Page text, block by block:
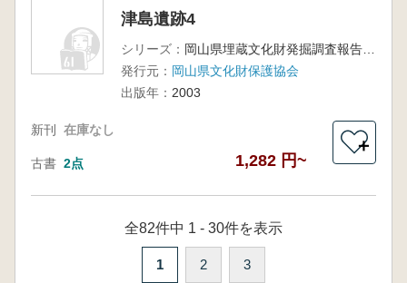
津島遺跡4
シリーズ：
岡山県埋蔵文化財発掘調査報告173
発行元： 岡山県文化財保護協会
出版年： 2003
新刊 在庫なし
古書 2点 1,282 円~
＋
全82件中 1 - 30件を表示
1 2 3